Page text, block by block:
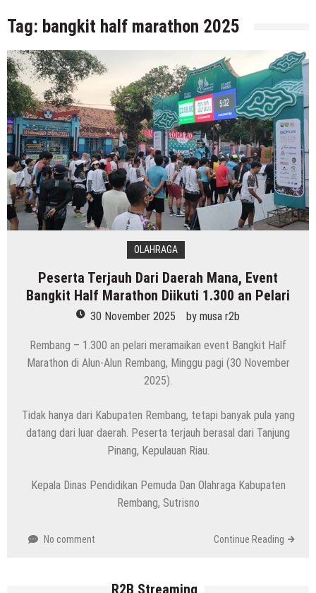
Tag: bangkit half marathon 2025
OLAHRAGA
Peserta Terjauh Dari Daerah Mana, Event
Bangkit Half Marathon Diikuti 1.300 an Pelari
30 November 2025 by musa r2b
Rembang – 1.300 an pelari meramaikan event Bangkit Half
Marathon di Alun-Alun Rembang, Minggu pagi (30 November
2025).
Tidak hanya dari Kabupaten Rembang, tetapi banyak pula yang
datang dari luar daerah. Peserta terjauh berasal dari Tanjung
Pinang, Kepulauan Riau.
Kepala Dinas Pendidikan Pemuda Dan Olahraga Kabupaten
Rembang, Sutrisno
No comment Continue Reading
R2B Streaming